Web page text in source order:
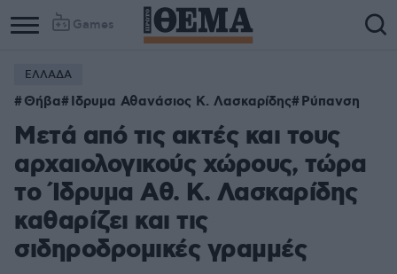
Games
ΕΛΛΑΔΑ
Θήβα Ιδρυμα Αθανάσιος Κ. Λασκαρίδης Ρύπανση
Μετά από τις ακτές και τους
αρχαιολογικούς χώρους, τώρα
το Ίδρυμα Αθ. Κ. Λασκαρίδης
καθαρίζει και τις
σιδηροδρομικές γραμμές